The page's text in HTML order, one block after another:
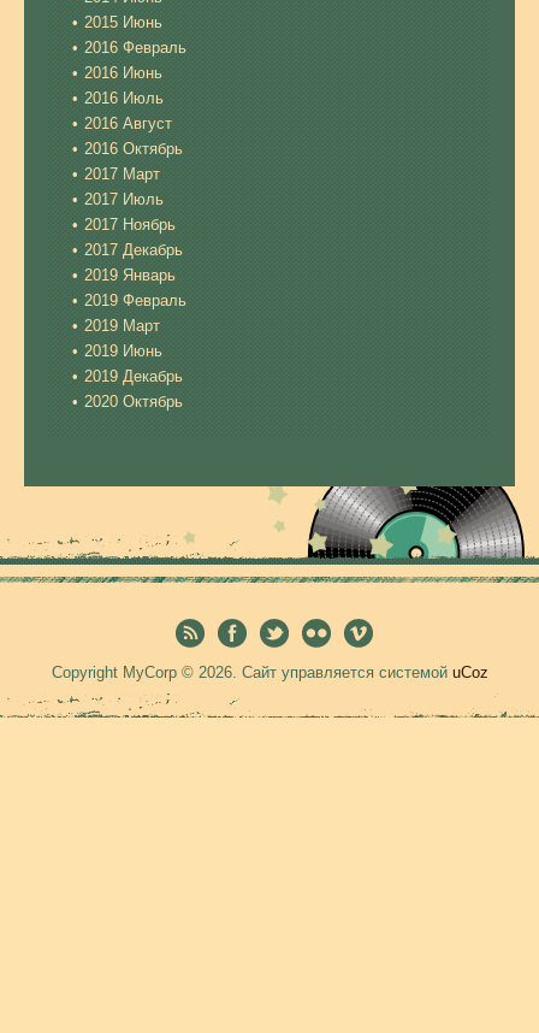
2015 Июнь
2016 Февраль
2016 Июнь
2016 Июль
2016 Август
2016 Октябрь
2017 Март
2017 Июль
2017 Ноябрь
2017 Декабрь
2019 Январь
2019 Февраль
2019 Март
2019 Июнь
2019 Декабрь
2020 Октябрь
Copyright MyCorp © 2026. Сайт управляется системой uCoz